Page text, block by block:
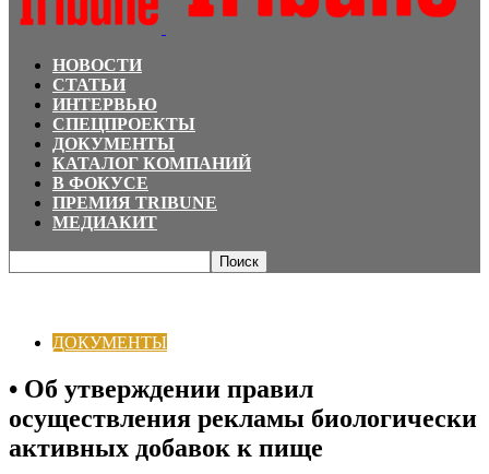
НОВОСТИ
СТАТЬИ
ИНТЕРВЬЮ
СПЕЦПРОЕКТЫ
ДОКУМЕНТЫ
КАТАЛОГ КОМПАНИЙ
В ФОКУСЕ
ПРЕМИЯ TRIBUNE
МЕДИАКИТ
ДОКУМЕНТЫ
• Об утверждении правил
осуществления рекламы биологически
активных добавок к пище